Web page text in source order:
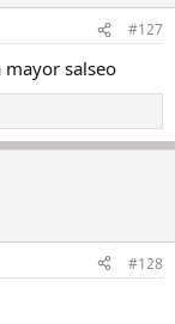
#127
mayor salseo
#128